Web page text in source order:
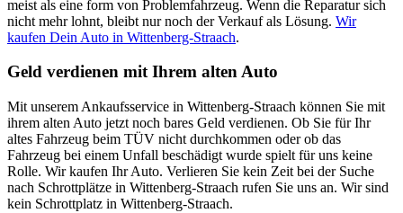
meist als eine form von Problemfahrzeug. Wenn die Reparatur sich
nicht mehr lohnt, bleibt nur noch der Verkauf als Lösung. Wir
kaufen Dein Auto in Wittenberg-Straach.
Geld verdienen mit Ihrem alten Auto
Mit unserem Ankaufsservice in Wittenberg-Straach können Sie mit
ihrem alten Auto jetzt noch bares Geld verdienen. Ob Sie für Ihr
altes Fahrzeug beim TÜV nicht durchkommen oder ob das
Fahrzeug bei einem Unfall beschädigt wurde spielt für uns keine
Rolle. Wir kaufen Ihr Auto. Verlieren Sie kein Zeit bei der Suche
nach Schrottplätze in Wittenberg-Straach rufen Sie uns an. Wir sind
kein Schrottplatz in Wittenberg-Straach.